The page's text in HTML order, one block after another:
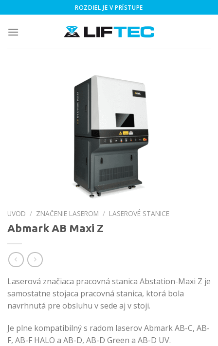
to
content
ROZDIEL JE V PRÍSTUPE
UVOD / ZNAČENIE LASEROM / LASEROVÉ STANICE
Abmark AB Maxi Z
Laserová značiaca pracovná stanica Abstation-Maxi Z je
samostatne stojaca pracovná stanica, ktorá bola
navrhnutá pre obsluhu v sede aj v stoji.
Je plne kompatibilný s radom laserov Abmark AB-C, AB-
F, AB-F HALO a AB-D, AB-D Green a AB-D UV.